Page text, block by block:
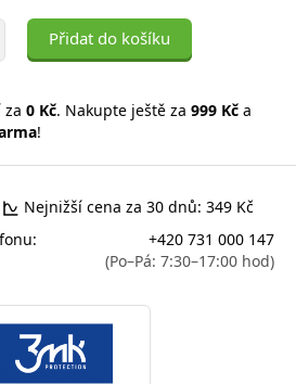
Přidat do košíku
za 0 Kč. Nakupte ještě za 999 Kč a
!
Nejnižší cena za 30 dnů: 349 Kč
+420 731 000 147
(Po–Pá: 7:30–17:00 hod)